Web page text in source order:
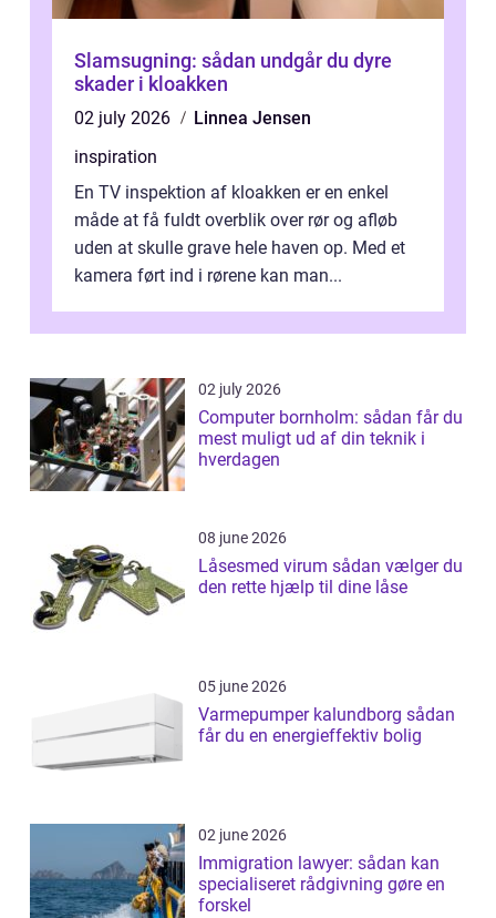
Slamsugning: sådan undgår du dyre
skader i kloakken
02 july 2026
Linnea Jensen
inspiration
En TV inspektion af kloakken er en enkel
måde at få fuldt overblik over rør og afløb
uden at skulle grave hele haven op. Med et
kamera ført ind i rørene kan man...
02 july 2026
Computer bornholm: sådan får du
mest muligt ud af din teknik i
hverdagen
08 june 2026
Låsesmed virum sådan vælger du
den rette hjælp til dine låse
05 june 2026
Varmepumper kalundborg sådan
får du en energieffektiv bolig
02 june 2026
Immigration lawyer: sådan kan
specialiseret rådgivning gøre en
forskel